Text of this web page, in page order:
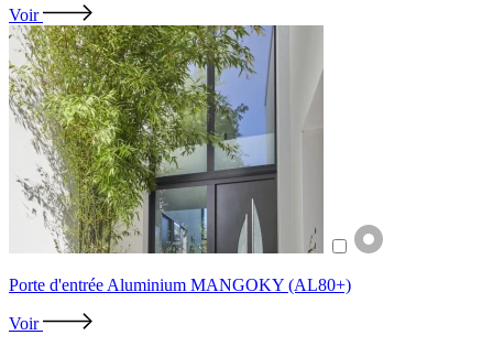
Voir
Porte d'entrée Aluminium MANGOKY (AL80+)
Voir